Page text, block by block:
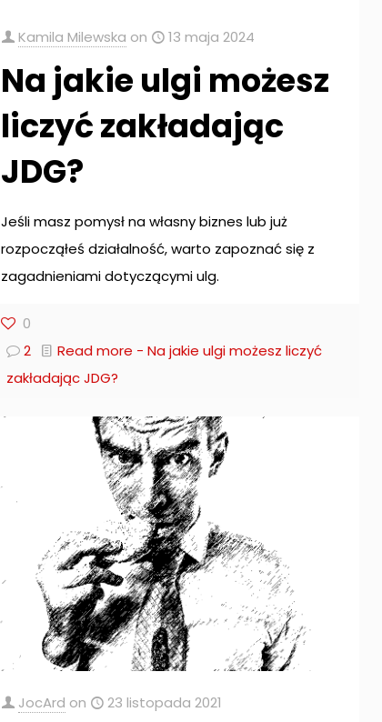
Kamila Milewska on 13 maja 2024
Na jakie ulgi możesz
liczyć zakładając
JDG?
Jeśli masz pomysł na własny biznes lub już
rozpocząłeś działalność, warto zapoznać się z
zagadnieniami dotyczącymi ulg.
0
2
Read more - Na jakie ulgi możesz liczyć
zakładając JDG?
JocArd on 23 listopada 2021